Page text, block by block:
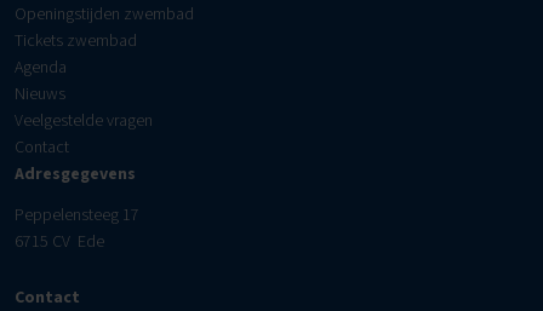
Openingstijden zwembad
Tickets zwembad
Agenda
Nieuws
Veelgestelde vragen
Contact
Adresgegevens
Peppelensteeg 17
6715 CV Ede
Contact